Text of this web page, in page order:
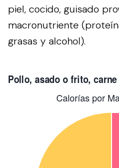
piel, cocido, guisado
macronutriente
grasas y alcohol).